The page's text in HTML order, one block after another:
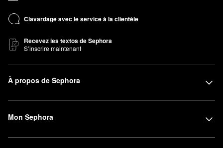
Clavardage avec le service à la clientèle
Recevez les textos de Sephora
S’inscrire maintenant
À propos de Sephora
Mon Sephora